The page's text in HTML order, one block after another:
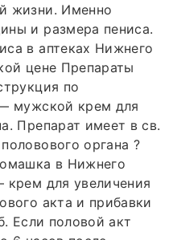
жизни. Именно
и размера пениса.
в аптеках Нижнего
цене Препараты
по
мужской крем для
Препарат имеет в св.
органа ?
в Нижнего
для увеличения
акта и прибавки
Если половой акт